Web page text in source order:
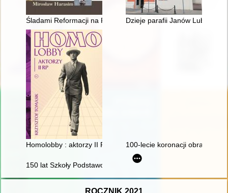
Śladami Reformacji na Pogórzu Karpackim : odrzuceni -
Dzieje parafii Janów Lubelski
Homolobby : aktorzy II RP 100-lecie koronacji obrazu
150 lat Szkoły Podstawowej w Trzcianie : 1875-2025 :
ROCZNIK 2021